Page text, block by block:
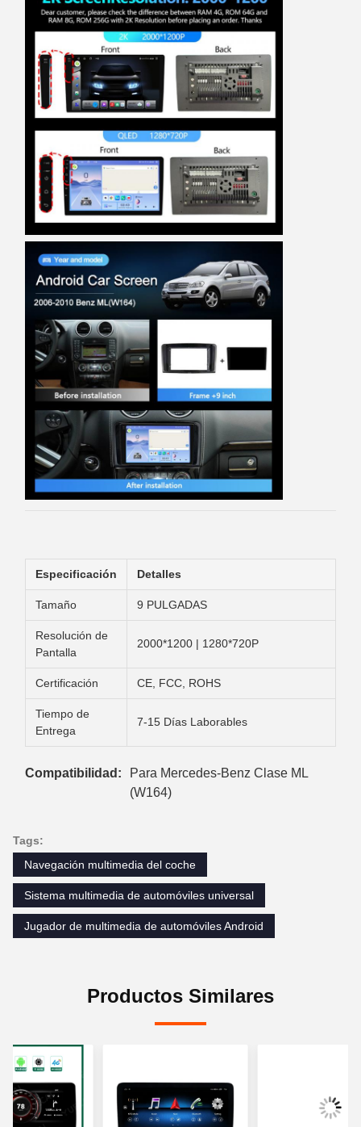
Especificación Detalles
Tamaño 9 PULGADAS
Resolución de
Pantalla
2000*1200 | 1280*720P
Certificación CE, FCC, ROHS
Tiempo de
Entrega
7-15 Días Laborables
Compatibilidad:
Para Mercedes-Benz Clase ML
(W164)
Tags:
Navegación multimedia del coche
Sistema multimedia de automóviles universal
Jugador de multimedia de automóviles Android
Productos Similares